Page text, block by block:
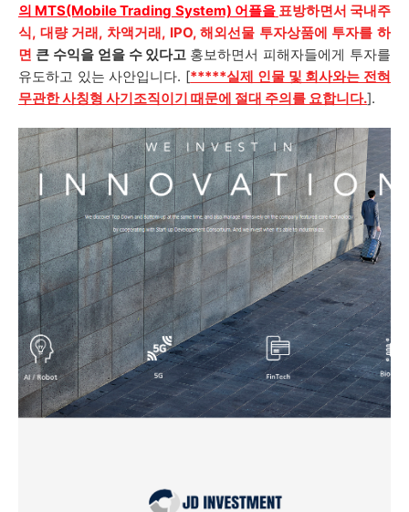
의 MTS(Mobile Trading System) 어플을 표방하면서 국내주
식, 대량 거래, 차액거래, IPO, 해외선물 투자상품에 투자를 하
면 큰 수익을 얻을 수 있다고 홍보하면서 피해자들에게 투자를
유도하고 있는 사안입니다. [*****실제 인물 및 회사와는 전혀
무관한 사칭형 사기조직이기 때문에 절대 주의를 요합니다.].